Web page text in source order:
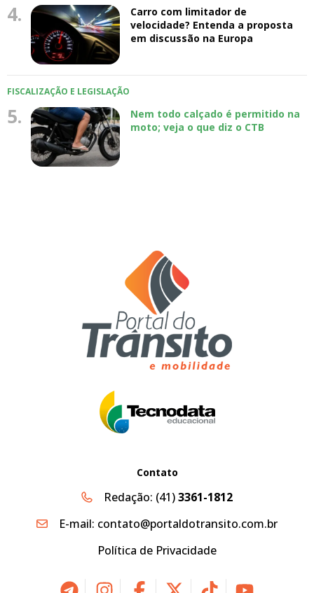
4.
Carro com limitador de
velocidade? Entenda a proposta
em discussão na Europa
FISCALIZAÇÃO E LEGISLAÇÃO
5.
Nem todo calçado é permitido na
moto; veja o que diz o CTB
Contato
Redação: (41)3361-1812
E-mail: contato@portaldotransito.com.br
Política de Privacidade